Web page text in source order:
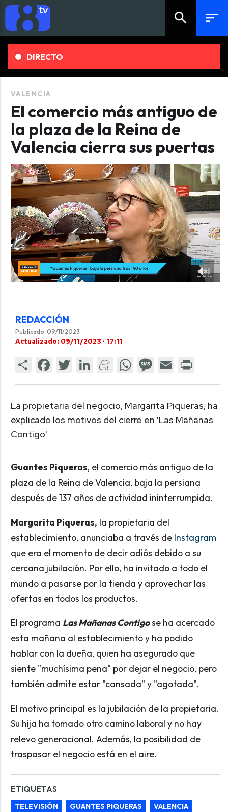
search sort
DIRECTO
VALENCIA
El comercio más antiguo de
la plaza de la Reina de
Valencia cierra sus puertas
REDACCIÓN
Publicado: 09/11/2023
Actualizado: 09/11/2023 · 17:11
La propietaria del negocio, Margarita Piqueras, ha
explicado los motivos del cierre en 'Las Mañanas
Contigo'
Guantes Piqueras, el comercio más antiguo de la
plaza de la Reina de Valencia, baja la persiana
después de 137 años de actividad ininterrumpida.
Margarita Piqueras, la propietaria del
establecimiento, anunciaba a través de Instagram
que era el momento de decir adiós debido a su
cercana jubilación. Por ello, ha invitado a todo el
mundo a pasarse por la tienda y aprovechar las
ofertas en todos los productos.
El programa Las Mañanas Contigose ha acercado
esta mañana al establecimiento y ha podido
hablar con la dueña, quien ha asegurado que
siente "muchísima pena" por dejar el negocio, pero
también admite estar "cansada" y "agotada".
El motivo principal es la jubilación de la propietaria.
Su hija ha tomado otro camino laboral y no hay
relevo generacional. Además, la posibilidad de
traspasar el negocio está en el aire.
ETIQUETAS
TELEVISIÓN GUANTES PIQUERAS
VALENCIA